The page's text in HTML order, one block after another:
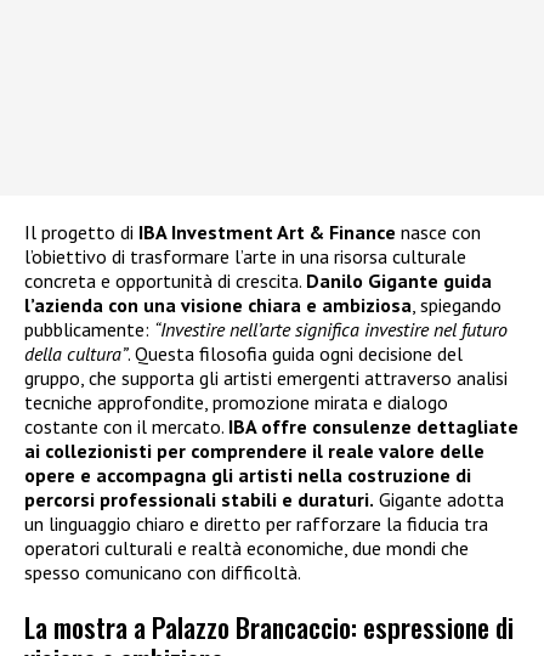
Il progetto di IBA Investment Art & Finance nasce con
l’obiettivo di trasformare l’arte in una risorsa culturale
concreta e opportunità di crescita. Danilo Gigante guida
l’azienda con una visione chiara e ambiziosa , spiegando
pubblicamente: “Investire nell’arte significa investire nel futuro
della cultura”. Questa filosofia guida ogni decisione del
gruppo, che supporta gli artisti emergenti attraverso analisi
tecniche approfondite, promozione mirata e dialogo
costante con il mercato. IBA offre consulenze dettagliate
ai collezionisti per comprendere il reale valore delle
opere e accompagna gli artisti nella costruzione di
percorsi professionali stabili e duraturi. Gigante adotta
un linguaggio chiaro e diretto per rafforzare la fiducia tra
operatori culturali e realtà economiche, due mondi che
spesso comunicano con difficoltà.
La mostra a Palazzo Brancaccio: espressione di